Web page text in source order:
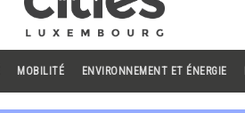
MOBILITÉ ENVIRONNEMENT ET ÉNERGIE